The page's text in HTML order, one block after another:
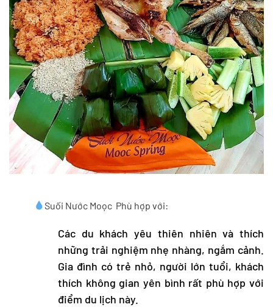
Suối Nước Moọc Phù hợp với:
Các du khách yêu thiên nhiên và thích
những trải nghiệm nhẹ nhàng, ngắm cảnh.
Gia đình có trẻ nhỏ, người lớn tuổi, khách
thích không gian yên bình rất phù hợp với
điểm du lịch này.